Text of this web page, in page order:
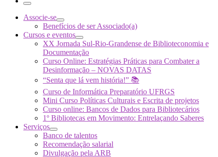
Menu
Associe-se
Benefícios de ser Associado(a)
Cursos e eventos
XX Jornada Sul-Rio-Grandense de Biblioteconomia e
Documentação
Curso Online: Estratégias Práticas para Combater a
Desinformação – NOVAS DATAS
“Senta que lá vem história!” 📚
Curso de Informática Preparatório UFRGS
Mini Curso Políticas Culturais e Escrita de projetos
Curso online: Bancos de Dados para Bibliotecários
1º Bibliotecas em Movimento: Entrelaçando Saberes
Serviços
Banco de talentos
Recomendação salarial
Divulgação pela ARB